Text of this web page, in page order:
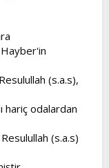
(s.a.s),
hariç odalardan
(s.a.s)